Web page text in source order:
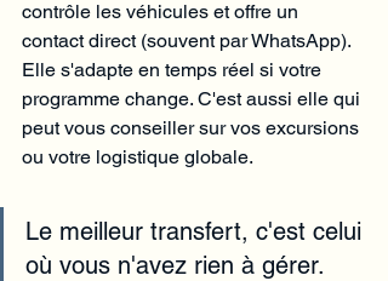
contrôle les véhicules et offre un
contact direct (souvent par WhatsApp).
Elle s'adapte en temps réel si votre
programme change. C'est aussi elle qui
peut vous conseiller sur vos excursions
ou votre logistique globale.
Le meilleur transfert, c'est celui
où vous n'avez rien à gérer.